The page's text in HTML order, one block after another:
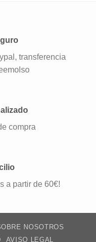
transferencia
compra
a partir de 60€!
NOSOTROS
AVISO LEGAL